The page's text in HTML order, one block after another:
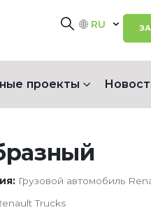
RU
проекты
Грузовой автомобиль
Trucks